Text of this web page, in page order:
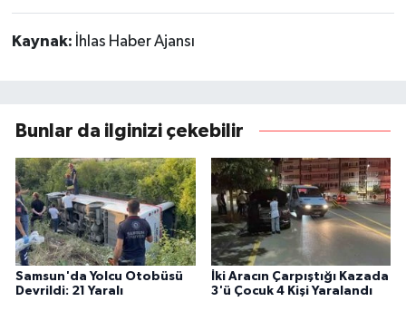
Kaynak: İhlas Haber Ajansı
Bunlar da ilginizi çekebilir
Samsun'da Yolcu Otobüsü
Devrildi: 21 Yaralı
İki Aracın Çarpıştığı Kazada
3'ü Çocuk 4 Kişi Yaralandı